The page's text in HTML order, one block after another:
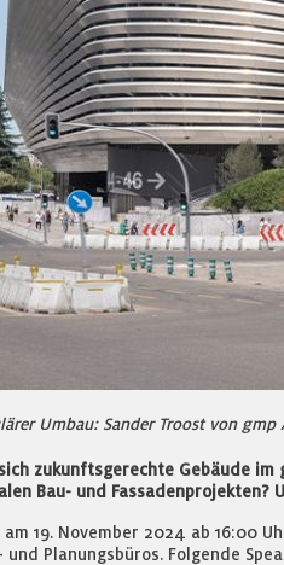
Umbau: Sander Troost von
zukunftsgerechte Gebäude
Bau- und
19. November 2024 ab 16:00
Planungsbüros. Folgende